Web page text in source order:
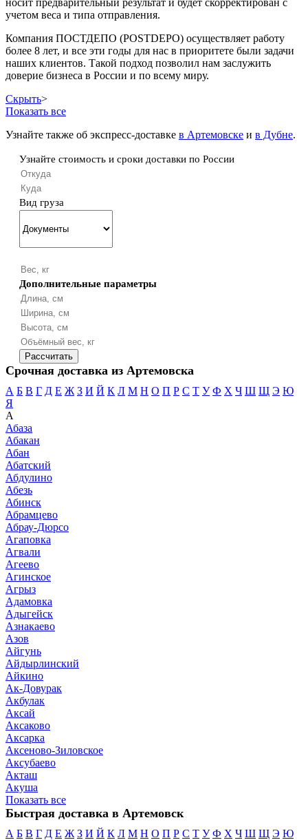
учетом веса и типа отправления.
Компания ПОСТДЕПО (POSTDEPO) осуществляет работу
более 8 лет, и все эти годы для нас в приоритете были задачи
наших клиентов. Такой подход позволил нам заслужить
доверие бизнеса в России и по всему миру.
Скрыть>
Показать все
Узнайте также об экспресс-доставке в Артемовске и в Дубне.
Узнайте стоимость и сроки доставки по России
Вид груза
Дополнительные параметры
Срочная доставка из Артемовска
А Б В Г Д Е Ж З И Й К Л М Н О П Р С Т У Ф Х Ч Ш Щ Э Ю
Я
А
Абаза
Абакан
Абан
Абатский
Абдулино
Абезь
Абинск
Абрамцево
Абрау-Дюрсо
Агаповка
Агвали
Агеево
Агинское
Агрыз
Адамовка
Адыгейск
Азнакаево
Азов
Айгунь
Айдырлинский
Айкино
Ак-Довурак
Акбулак
Аксай
Аксаково
Аксарка
Аксеново-Зиловское
Аксубаево
Акташ
Акуша
Показать все
Быстрая доставка в Артемовск
А Б В Г Д Е Ж З И Й К Л М Н О П Р С Т У Ф Х Ч Ш Щ Э Ю